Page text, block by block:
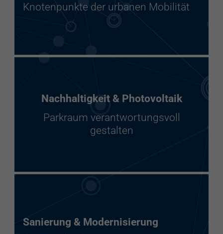
Knotenpunkte der urbanen Mobilität
Nachhaltigkeit & Photovoltaik
Parkraum verantwortungsvoll
gestalten
Sanierung & Modernisierung